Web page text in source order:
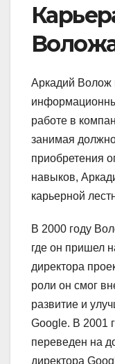
Аркадий Волож
работе в
занимая
приобретения
навыков,
карьерной
В 2000 году
где он пришел
директора
роли он смог
развитие и
Google. В 2001
переведен на
директора